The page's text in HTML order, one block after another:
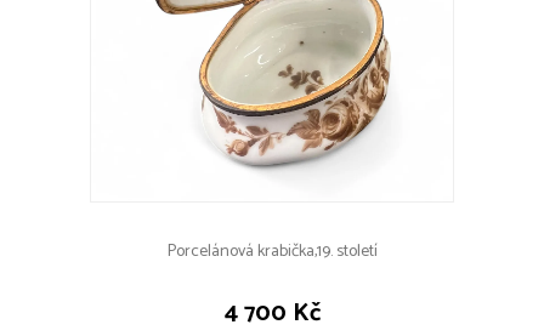
Porcelánová krabička,19. století
4 700 Kč